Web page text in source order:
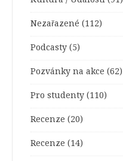
Nezařazené (112)
Podcasty (5)
Pozvánky na akce (62)
Pro studenty (110)
Recenze (20)
Recenze (14)